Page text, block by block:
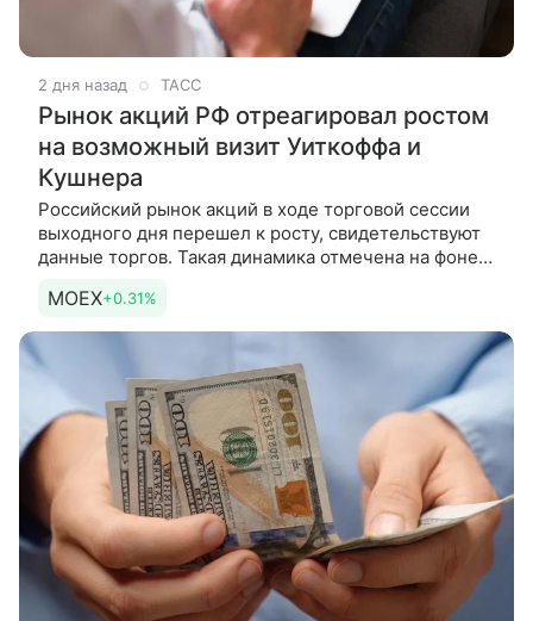
2 дня назад ТАСС
Рынок акций РФ отреагировал ростом
на возможный визит Уиткоффа и
Кушнера
Российский рынок акций в ходе торговой сессии
выходного дня перешел к росту, свидетельствуют
данные торгов. Такая динамика отмечена на фоне
MOEX+0.31%